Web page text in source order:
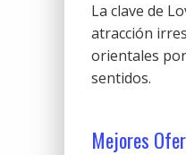
La clave de
atracción
orientales por
sentidos.
Mejores